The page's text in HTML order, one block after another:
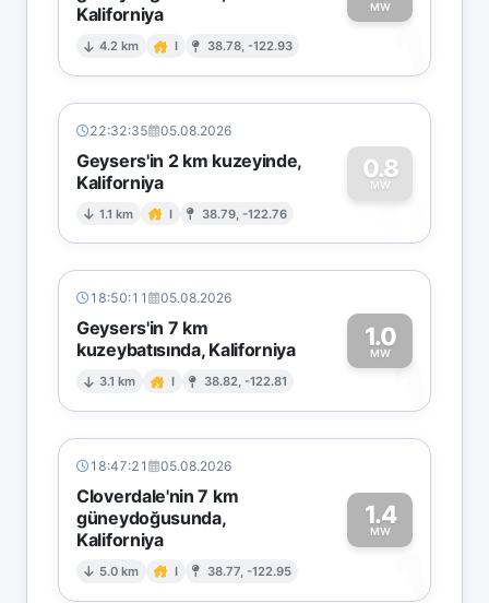
Kaliforniya
4.2 km I 38.78, -122.93
MW
1
22:32:35 05.08.2026
Geysers'in 2 km kuzeyinde,
Kaliforniya
1.1 km I 38.79, -122.76
0.8
MW
0
18:50:11 05.08.2026
Geysers'in 7 km
kuzeybatısında, Kaliforniya
3.1 km I 38.82, -122.81
1.0
MW1
18:47:21 05.08.2026
Cloverdale'nin 7 km
güneydoğusunda,
Kaliforniya
5.0 km I 38.77, -122.95
1.4
MW
1